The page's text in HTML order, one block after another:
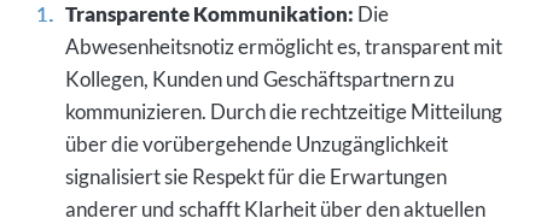
Transparente Kommunikation: Die
Abwesenheitsnotiz ermöglicht es, transparent mit
Kollegen, Kunden und Geschäftspartnern zu
kommunizieren. Durch die rechtzeitige Mitteilung
über die vorübergehende Unzugänglichkeit
signalisiert sie Respekt für die Erwartungen
anderer und schafft Klarheit über den aktuellen